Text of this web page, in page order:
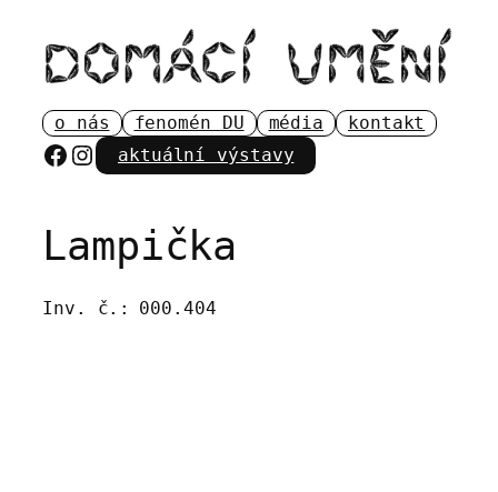
obsah
o nás fenomén DU média kontakt
Facebook
Instagram
aktuální výstavy
Lampička
Inv. č.: 000.404